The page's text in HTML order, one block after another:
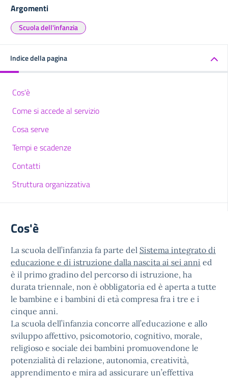
Argomenti
Scuola dell'infanzia
Indice della pagina
Cos'è
Come si accede al servizio
Cosa serve
Tempi e scadenze
Contatti
Struttura organizzativa
Cos'è
La scuola dell’infanzia fa parte del Sistema integrato di
educazione e di istruzione dalla nascita ai sei anni ed
è il primo gradino del percorso di istruzione, ha
durata triennale, non è obbligatoria ed è aperta a tutte
le bambine e i bambini di età compresa fra i tre e i
cinque anni.
La scuola dell’infanzia concorre all’educazione e allo
sviluppo affettivo, psicomotorio, cognitivo, morale,
religioso e sociale dei bambini promuovendone le
potenzialità di relazione, autonomia, creatività,
apprendimento e mira ad assicurare un’effettiva